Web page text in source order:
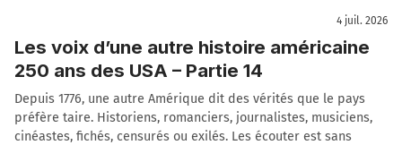
4 juil. 2026
Les voix d’une autre histoire américaine
250 ans des USA – Partie 14
Depuis 1776, une autre Amérique dit des vérités que le pays
préfère taire. Historiens, romanciers, journalistes, musiciens,
cinéastes, fichés, censurés ou exilés. Les écouter est sans